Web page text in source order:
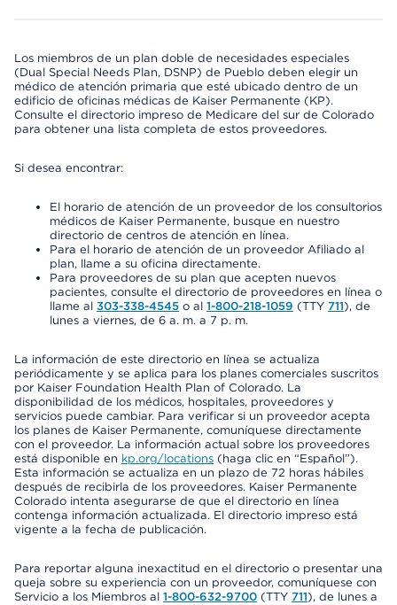
Los miembros de un plan doble de necesidades especiales
(Dual Special Needs Plan, DSNP) de Pueblo deben elegir un
médico de atención primaria que esté ubicado dentro de un
edificio de oficinas médicas de Kaiser Permanente (KP).
Consulte el directorio impreso de Medicare del sur de Colorado
para obtener una lista completa de estos proveedores.
Si desea encontrar:
El horario de atención de un proveedor de los consultorios
médicos de Kaiser Permanente, busque en nuestro
directorio de centros de atención en línea.
Para el horario de atención de un proveedor Afiliado al
plan, llame a su oficina directamente.
Para proveedores de su plan que acepten nuevos
pacientes, consulte el directorio de proveedores en línea o
llame al 303-338-4545 o al 1-800-218-1059 (TTY 711), de
lunes a viernes, de 6 a. m. a 7 p. m.
La información de este directorio en línea se actualiza
periódicamente y se aplica para los planes comerciales suscritos
por Kaiser Foundation Health Plan of Colorado. La
disponibilidad de los médicos, hospitales, proveedores y
servicios puede cambiar. Para verificar si un proveedor acepta
los planes de Kaiser Permanente, comuníquese directamente
con el proveedor. La información actual sobre los proveedores
está disponible en kp.org/locations (haga clic en “Español”).
Esta información se actualiza en un plazo de 72 horas hábiles
después de recibirla de los proveedores. Kaiser Permanente
Colorado intenta asegurarse de que el directorio en línea
contenga información actualizada. El directorio impreso está
vigente a la fecha de publicación.
Para reportar alguna inexactitud en el directorio o presentar una
queja sobre su experiencia con un proveedor, comuníquese con
Servicio a los Miembros al 1-800-632-9700 (TTY 711), de lunes a